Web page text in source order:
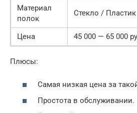
Материал
полок
Стекло / Пластик
Цена 45 000 — 65 000
Плюсы:
Самая низкая цена за
Простота в обслуживании.